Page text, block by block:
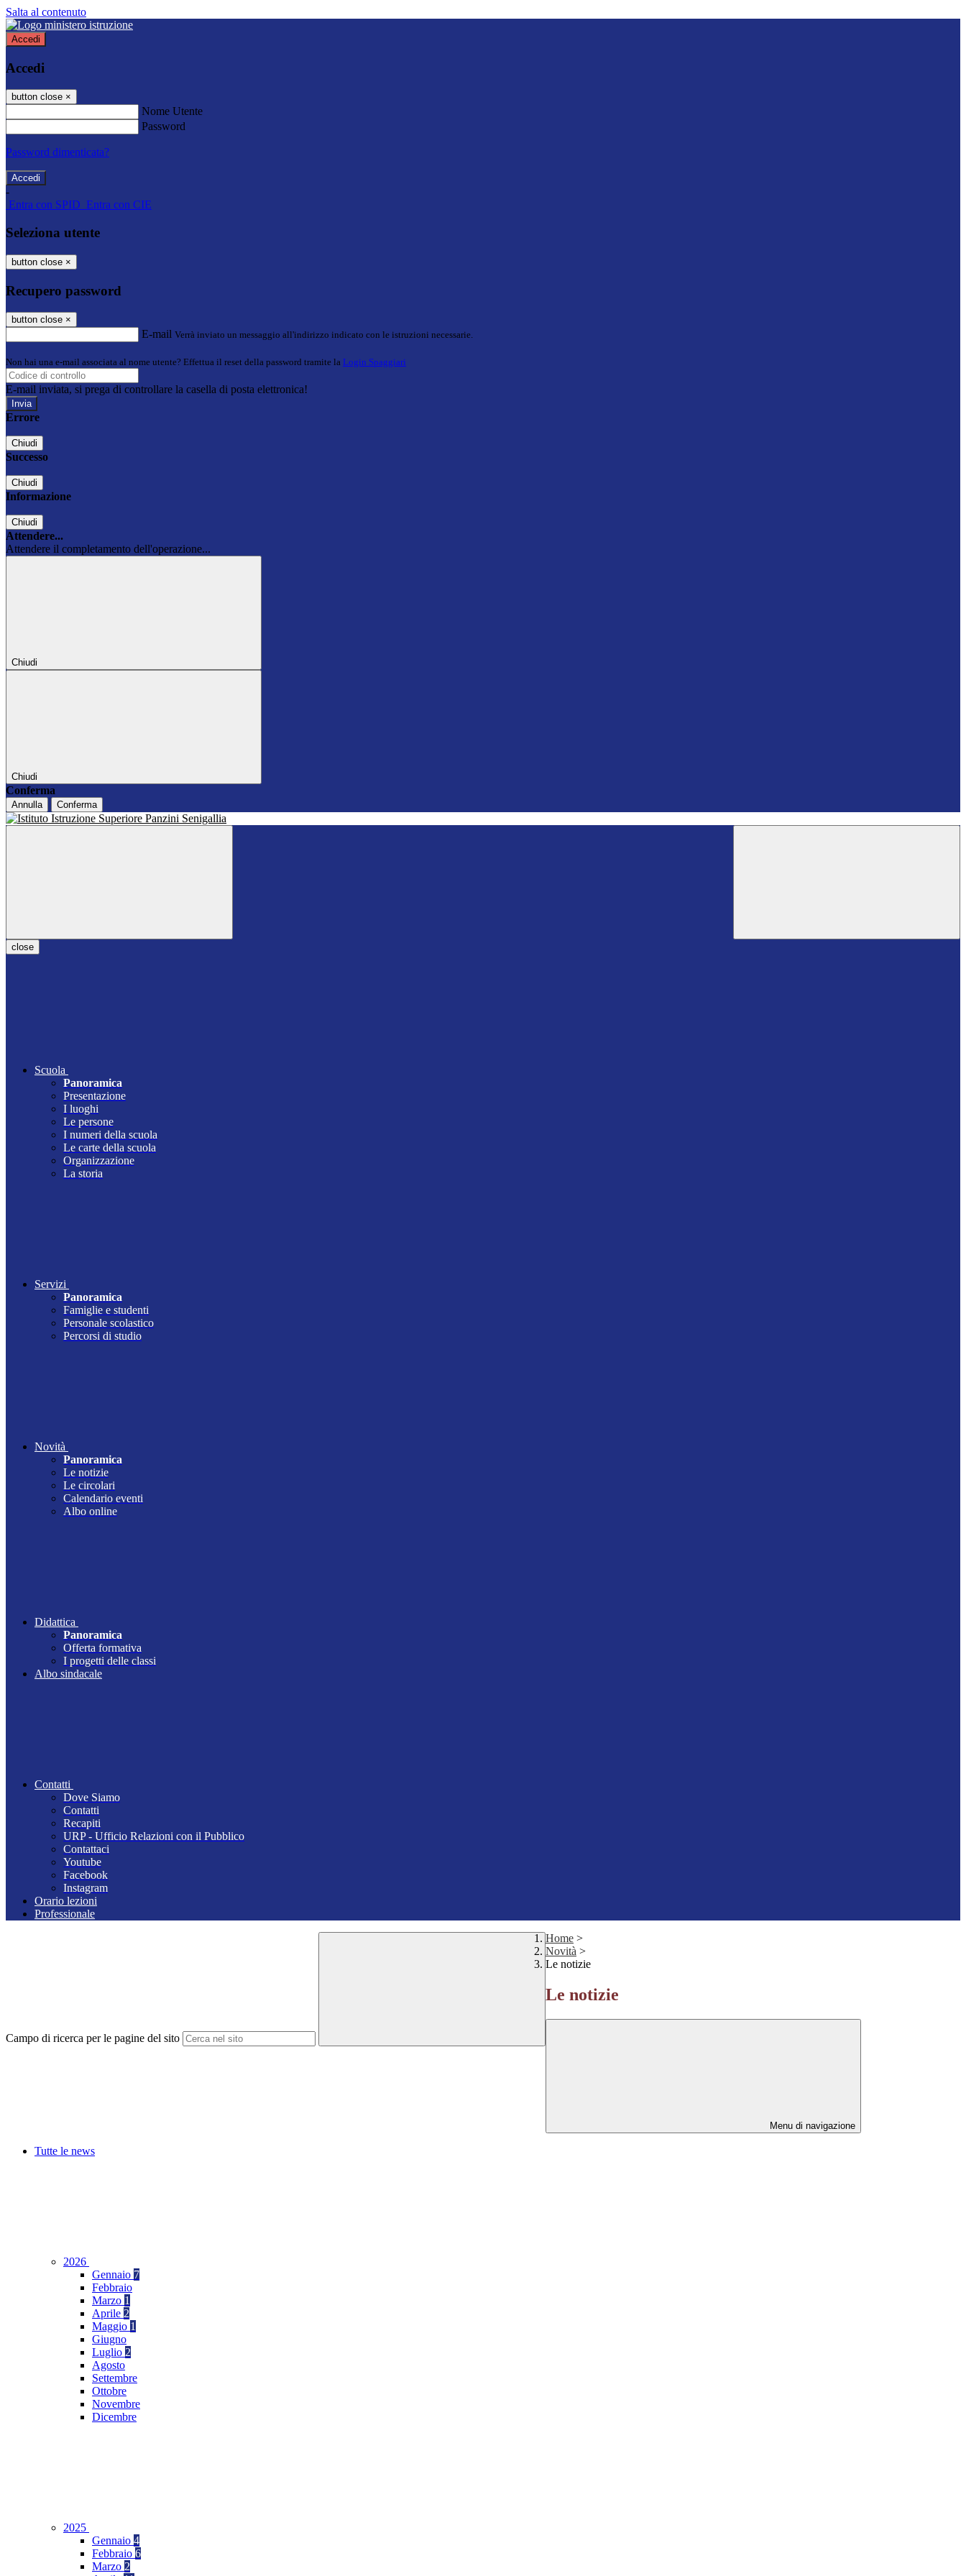
Salta al contenuto
Accedi
Accedi
button close ×
Nome Utente
Password
Password dimenticata?
-
Entra con SPID Entra con CIE
Seleziona utente
button close ×
Recupero password
button close ×
E-mail Verrà inviato un messaggio all'indirizzo indicato con le istruzioni necessarie.
Non hai una e-mail associata al nome utente? Effettua il reset della password tramite la Login Spaggiari
E-mail inviata, si prega di controllare la casella di posta elettronica!
Errore
Chiudi
Successo
Chiudi
Informazione
Chiudi
Attendere...
Attendere il completamento dell'operazione...
Chiudi
Chiudi
Conferma
Annulla Conferma
close
Scuola
Panoramica
Presentazione
I luoghi
Le persone
I numeri della scuola
Le carte della scuola
Organizzazione
La storia
Servizi
Panoramica
Famiglie e studenti
Personale scolastico
Percorsi di studio
Novità
Panoramica
Le notizie
Le circolari
Calendario eventi
Albo online
Didattica
Panoramica
Offerta formativa
I progetti delle classi
Albo sindacale
Contatti
Dove Siamo
Contatti
Recapiti
URP - Ufficio Relazioni con il Pubblico
Contattaci
Youtube
Facebook
Instagram
Orario lezioni
Professionale
Campo di ricerca per le pagine del sito
Home >
Novità >
Le notizie
Le notizie
Menu di navigazione
Tutte le news
2026
Gennaio 7
Febbraio
Marzo 1
Aprile 2
Maggio 1
Giugno
Luglio 2
Agosto
Settembre
Ottobre
Novembre
Dicembre
2025
Gennaio 4
Febbraio 6
Marzo 2